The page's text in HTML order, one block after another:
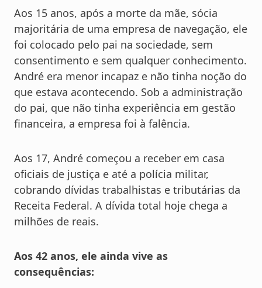
Aos 15 anos, após a morte da mãe, sócia
majoritária de uma empresa de navegação, ele
foi colocado pelo pai na sociedade, sem
consentimento e sem qualquer conhecimento.
André era menor incapaz e não tinha noção do
que estava acontecendo. Sob a administração
do pai, que não tinha experiência em gestão
financeira, a empresa foi à falência.
Aos 17, André começou a receber em casa
oficiais de justiça e até a polícia militar,
cobrando dívidas trabalhistas e tributárias da
Receita Federal. A dívida total hoje chega a
milhões de reais.
Aos 42 anos, ele ainda vive as
consequências: